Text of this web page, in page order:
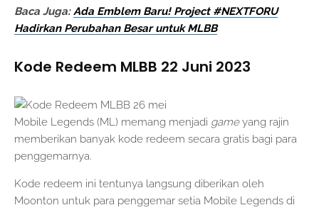
Baca Juga: Ada Emblem Baru! Project #NEXTFORU
Hadirkan Perubahan Besar untuk MLBB
Kode Redeem MLBB 22 Juni 2023
Mobile Legends (ML) memang menjadi gameyang rajin
memberikan banyak kode redeem secara gratis bagi para
penggemarnya.
Kode redeem ini tentunya langsung diberikan oleh
Moonton untuk para penggemar setia Mobile Legends di